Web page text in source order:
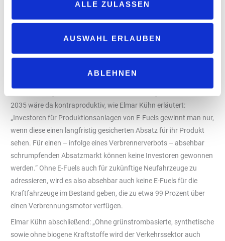
ALLE ZULASSEN
AUSWAHL ERLAUBEN
ABLEHNEN
Einstieg über eine E-Fuels-Beimischung bietet gewaltige CO
Einsparpotentiale. Schon eine rund fünfprozentige Beimischung
Wirkmöglichkeit im Fahrzeugbestand bilanziell in etwa einem
Pkw-Neuzulassungsjahrgang der CO2-neutral angetrieben wird.
2035 wäre da kontraproduktiv, wie Elmar Kühn erläutert:
„Investoren für Produktionsanlagen von E-Fuels gewinnt man nur,
wenn diese einen langfristig gesicherten Absatz für ihr Produkt
sehen. Für einen – infolge eines Verbrennerverbots – absehbar
schrumpfenden Absatzmarkt können keine Investoren gewonnen
werden.“ Ohne E-Fuels auch für zukünftige Neufahrzeuge zu
adressieren, wird es also absehbar auch keine E-Fuels für die
Kraftfahrzeuge im Bestand geben, die zu etwa 99 Prozent über
einen Verbrennungsmotor verfügen.
Elmar Kühn abschließend: „Ohne grünstrombasierte, synthetische
sowie ohne biogene Kraftstoffe wird der Verkehrssektor auch